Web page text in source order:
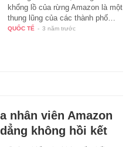
khổng lồ của rừng Amazon là một
thung lũng của các thành phố…
QUỐC TẾ - 3 năm trước
nhân viên Amazon
không hồi kết